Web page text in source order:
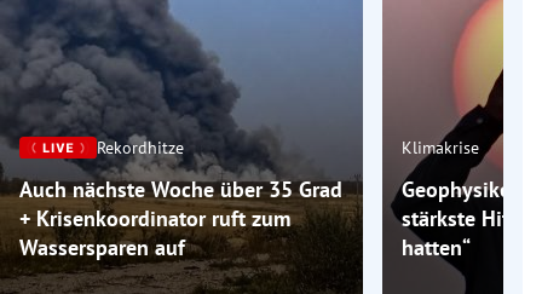
Rekordhitze
Auch nächste Woche über 35 Grad
+ Krisenkoordinator ruft zum
Wassersparen auf
Klimakrise
Geophysiker:
stärkste
hatten“